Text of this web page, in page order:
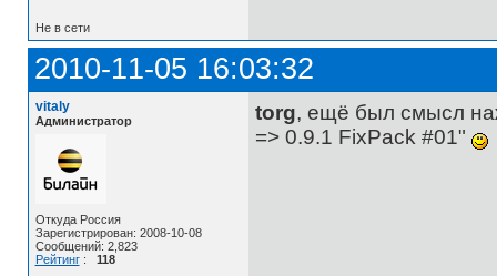
Не в сети
2010-11-05 16:03:32
vitaly
Администратор
Откуда Россия
Зарегистрирован: 2008-10-08
Сообщений: 2,823
Рейтинг: 118
torg, ещё был смысл
=> 0.9.1 FixPack #01"